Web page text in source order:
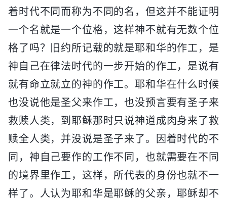
着时代不同而称为不同的名，但这并不能证明
一个名就是一个位格，这样神不就有无数个位
格了吗？旧约所记载的就是耶和华的作工，是
神自己在律法时代的一步开始的作工，是说有
就有命立就立的神的作工。耶和华在什么时候
也没说他是圣父来作工，也没预言要有圣子来
救赎人类，到耶稣那时只说神道成肉身来了救
赎全人类，并没说是圣子来了。因着时代的不
同，神自己要作的工作不同，也就需要在不同
的境界里作工，这样，所代表的身份也就不一
样了。人认为耶和华是耶稣的父亲，耶稣却不